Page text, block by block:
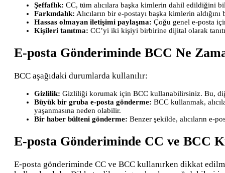
Şeffaflık: CC, tüm alıcılara başka kimlerin dahil edildiğini
Farkındalık: Alıcıların bir e-postayı başka kimlerin
Hassas olmayan iletişimi paylaşma: Çoğu genel e-posta
Kişileri tanıtma: CC’yi iki kişiyi birbirine dijital olarak
E-posta Gönderiminde BCC Ne
BCC aşağıdaki durumlarda kullanılır:
Gizlilik: Gizliliği korumak için BCC kullanabilirsiniz. Bu,
Büyük bir gruba e-posta gönderme: BCC kullanmak,
yaşanmasına neden olabilir.
Bir haber bülteni gönderme: Benzer şekilde, alıcıların e-
E-posta Gönderiminde CC ve BCC
E-posta gönderiminde CC ve BCC kullanırken dikkat